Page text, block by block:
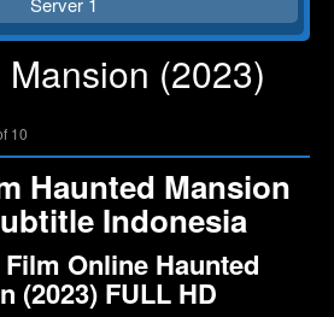
Lewati >>>
Click To Play
(2023)
10
Haunted Mansion
Indonesia
Online Haunted
(2023) FULL HD